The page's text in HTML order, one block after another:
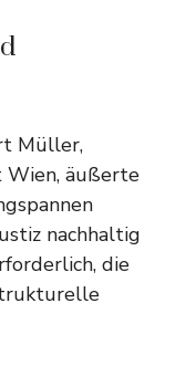
Müller,
Wien, äußerte
nachhaltig
die